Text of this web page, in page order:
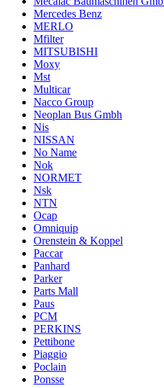
Mercedes Benz
MERLO
Mfilter
MITSUBISHI
Moxy
Mst
Multicar
Nacco Group
Neoplan Bus Gmbh
Nis
NISSAN
No Name
Nok
NORMET
Nsk
NTN
Ocap
Omniquip
Orenstein & Koppel
Paccar
Panhard
Parker
Parts Mall
Paus
PCM
PERKINS
Pettibone
Piaggio
Poclain
Ponsse